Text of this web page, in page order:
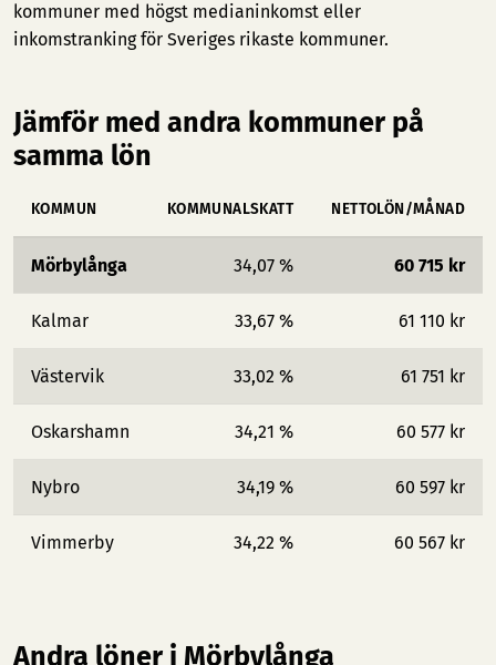
kommuner med högst medianinkomst eller
inkomstranking för Sveriges rikaste kommuner.
Jämför med andra kommuner på
samma lön
KOMMUN KOMMUNALSKATT NETTOLÖN/MÅNAD
Mörbylånga 34,07 % 60 715 kr
Kalmar 33,67 % 61 110 kr
Västervik 33,02 % 61 751 kr
Oskarshamn 34,21 % 60 577 kr
Nybro 34,19 % 60 597 kr
Vimmerby 34,22 % 60 567 kr
Andra löner i Mörbylånga